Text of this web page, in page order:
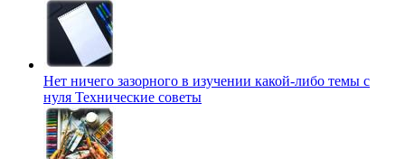
Нет ничего зазорного в изучении какой-либо темы с
нуля Технические советы